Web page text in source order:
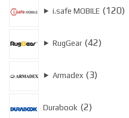
⯈ i.safe MOBILE 120
⯈ RugGear 42
⯈ Armadex 3
Durabook 2